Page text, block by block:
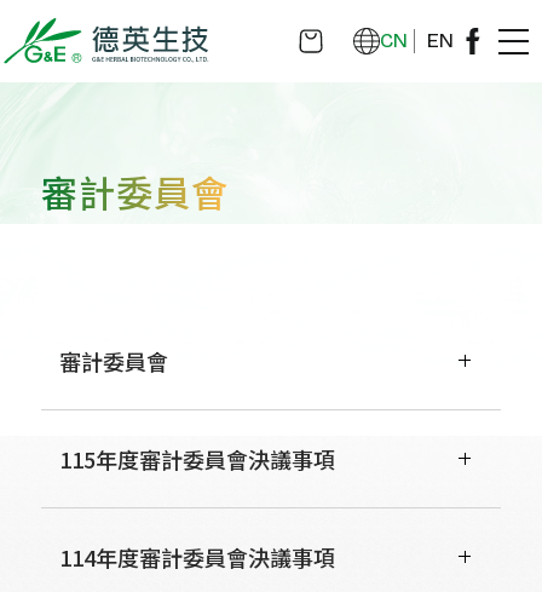
CN EN
審計委員會
審計委員會
115年度審計委員會決議事項
114年度審計委員會決議事項